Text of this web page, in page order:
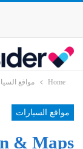
Home مواقع
مواقع السيارات
& Maps